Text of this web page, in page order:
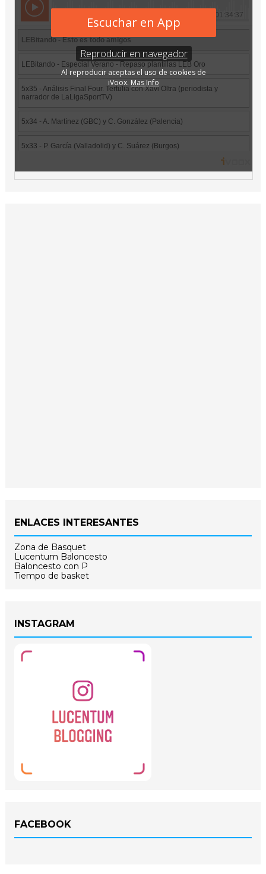
ENLACES INTERESANTES
Zona de Basquet
Lucentum Baloncesto
Baloncesto con P
Tiempo de basket
INSTAGRAM
FACEBOOK